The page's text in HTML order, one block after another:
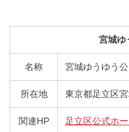
宮城ゆ
名称 宮城ゆうゆう
所在地 東京都足立区
関連HP 足立区公式ホ